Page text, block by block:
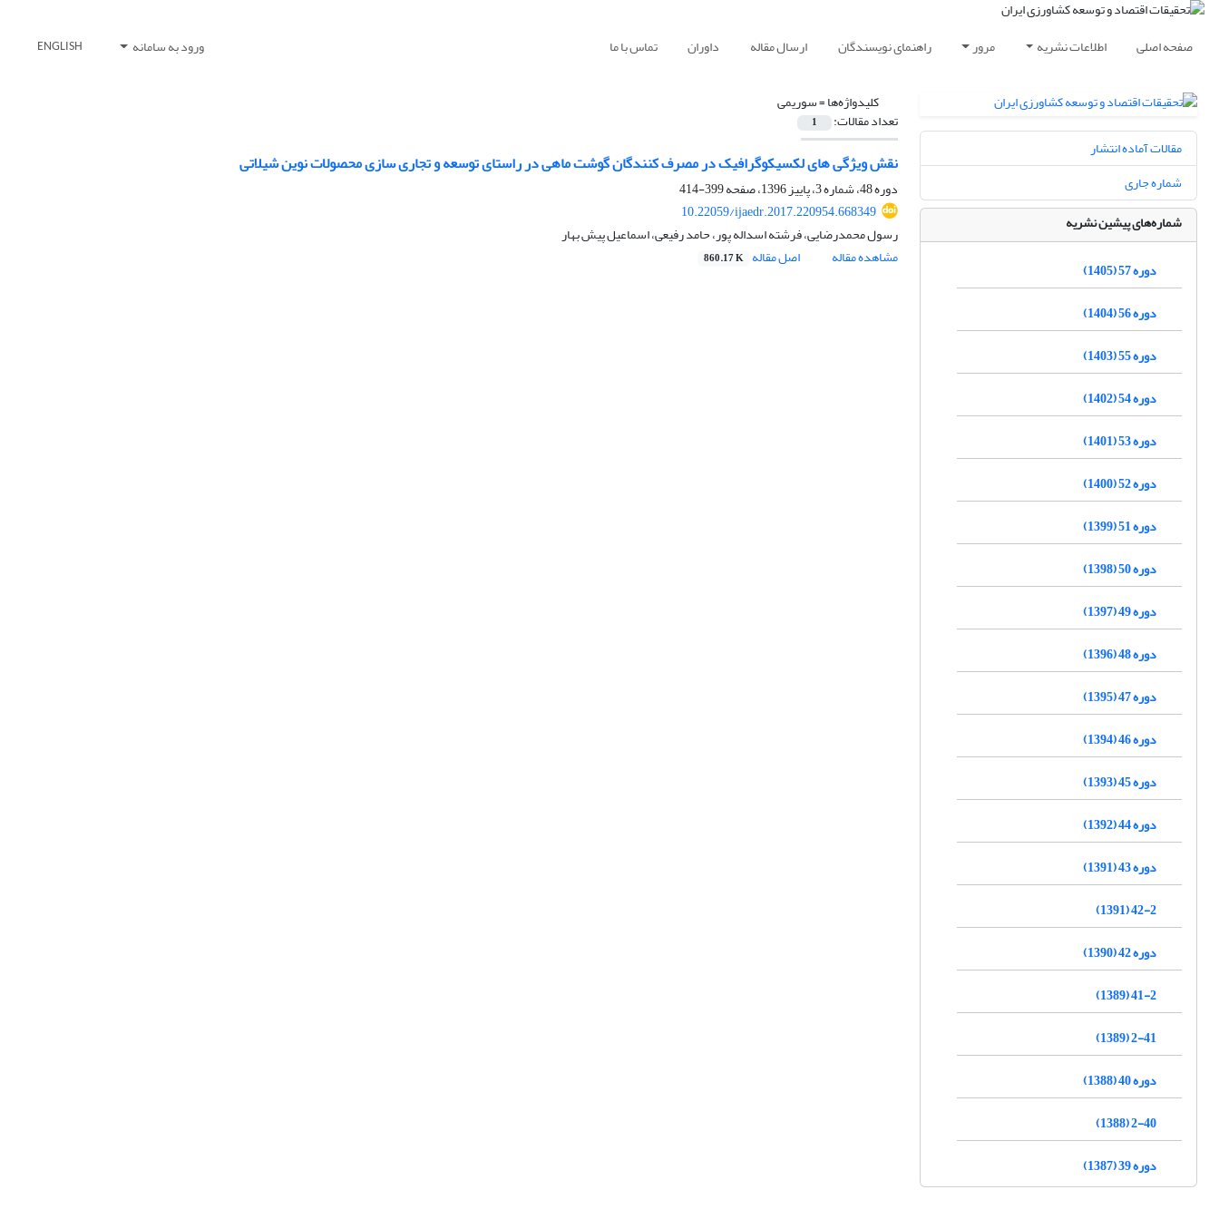
صفحه اصلی اطلاعات نشریه مرور راهنمای نویسندگان ارسال مقاله داوران تماس با ما ورود به سامانه ENGLISH
کلیدواژه‌ها =سوریمی
تعداد مقالات: 1
نقش ویژگی های لکسیکوگرافیک در مصرف کنندگان گوشت ماهی در راستای توسعه و تجاری سازی محصولات نوین شیلاتی
دوره 48، شماره 3، پاییز 1396، صفحه
399-414
10.22059/ijaedr.2017.220954.668349
رسول محمدرضایی، فرشته اسداله پور، حامد رفیعی، اسماعیل پیش بهار
مشاهده مقاله
اصل مقاله 860.17 K
مقالات آماده انتشار
شماره جاری
شماره‌های پیشین نشریه
دوره 57 (1405)
دوره 56 (1404)
دوره 55 (1403)
دوره 54 (1402)
دوره 53 (1401)
دوره 52 (1400)
دوره 51 (1399)
دوره 50 (1398)
دوره 49 (1397)
دوره 48 (1396)
دوره 47 (1395)
دوره 46 (1394)
دوره 45 (1393)
دوره 44 (1392)
دوره 43 (1391)
42-2 (1391)
دوره 42 (1390)
41-2 (1389)
2-41 (1389)
دوره 40 (1388)
2-40 (1388)
دوره 39 (1387)